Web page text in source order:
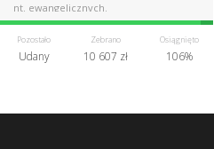
nt. ewangelicznych.
Pozostało
Udany
Zebrano
10 607 zł
Osiągnięto
106%